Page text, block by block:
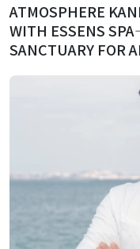
ATMOSPHERE
WITH ESSENS
SANCTUARY FOR